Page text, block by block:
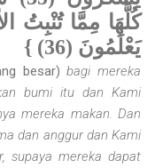
كُلَّهَا مِمَّا تُنْبِتُ
يَعْلَمُونَ (36) }
besar)bagi mereka
bumi itu dan Kami
mereka makan. Dan
dan anggur dan Kami
supaya mereka dapat